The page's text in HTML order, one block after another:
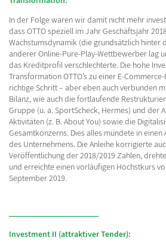
In der Folge waren wir damit nicht mehr
dass OTTO speziell im Jahr Geschäftsjahr
Wachstumsdynamik (die grundsätzlich hinter
anderer Online-Pure-Play-Wettbewerber lag
das Kreditprofil verschlechterte. Die hohe
Transformation OTTO’s zu einer E-
richtige Schritt – aber eben auch verbunden
Bilanz, wie auch die fortlaufende
Gruppe (u. a. SportScheck, Hermes) und der
Aktivitäten (z. B. About You) sowie die
Gesamtkonzerns. Dies alles mündete in einen
des Unternehmens. Die Anleihe korrigierte
Veröffentlichung der 2018/2019 Zahlen,
und erreichte einen vorläufigen Höchstkurs
September 2019.
Investment II (attraktiver Tender):